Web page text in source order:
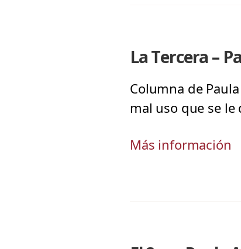
La Tercera –
Columna de
mal uso que se le
Más información